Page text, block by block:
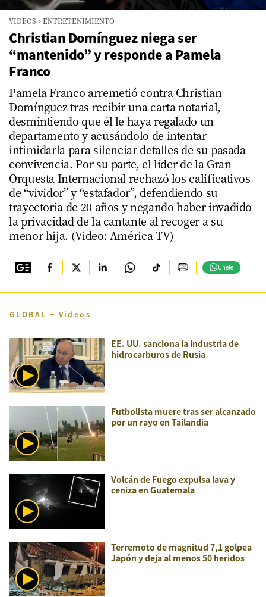
VIDEOS >ENTRETENIMIENTO
Christian Domínguez niega ser
“mantenido” y responde a Pamela
Franco
Pamela Franco arremetió contra Christian
Domínguez tras recibir una carta notarial,
desmintiendo que él le haya regalado un
departamento y acusándolo de intentar
intimidarla para silenciar detalles de su pasada
convivencia. Por su parte, el líder de la Gran
Orquesta Internacional rechazó los calificativos
de “vividor” y “estafador”, defendiendo su
trayectoria de 20 años y negando haber invadido
la privacidad de la cantante al recoger a su
menor hija. (Video: América TV)
Únete
GLOBAL + Videos
EE. UU. sanciona la industria de
hidrocarburos de Rusia
Futbolista muere tras ser alcanzado
por un rayo en Tailandia
Volcán de Fuego expulsa lava y
ceniza en Guatemala
Terremoto de magnitud 7,1 golpea
Japón y deja al menos 50 heridos